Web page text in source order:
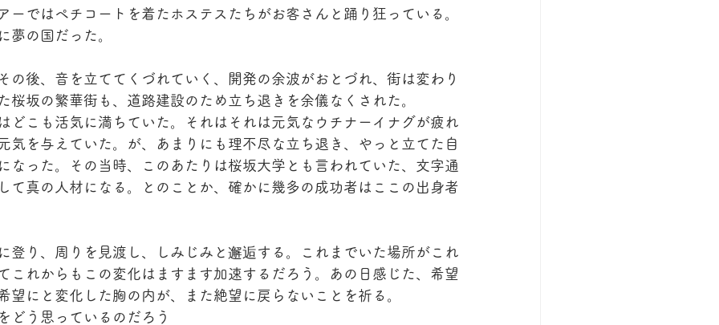
ーではペチコートを着たホステスたちがお客さんと踊り狂っている。
の国だった。
後、音を立ててくづれていく、開発の余波がおとづれ、街は変わり
桜坂の繁華街も、道路建設のため立ち退きを余儀なくされた。
こも活気に満ちていた。それはそれは元気なウチナーイナグが疲れ
気を与えていた。が、あまりにも理不尽な立ち退き、やっと立てた自
なった。その当時、このあたりは桜坂大学とも言われていた、文字通
て真の人材になる。とのことか、確かに幾多の成功者はここの出身者
り、周りを見渡し、しみじみと邂逅する。これまでいた場所がこれ
これからもこの変化はますます加速するだろう。あの日感じた、希望
望にと変化した胸の内が、また絶望に戻らないことを祈る。
う思っているのだろう